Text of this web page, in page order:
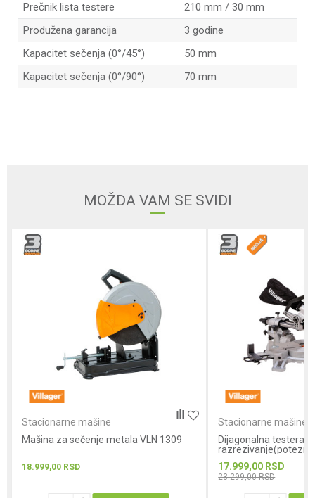
Prečnik lista testere
210 mm / 30 mm
Produžena garancija
3 godine
Kapacitet sečenja (0°/45°)
50 mm
Kapacitet sečenja (0°/90°)
70 mm
Poruka
POŠALJI
MOŽDA VAM SE SVIDI
Stacionarne mašine
Mašina za sečenje metala VLN 1309
18.999,00 RSD
Stacionarne mašine
Dijagonalna testera
17.999,00 RSD
23.299,00RSD